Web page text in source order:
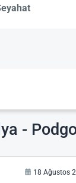
-
18 Ağustos